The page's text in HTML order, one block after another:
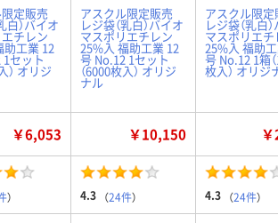
定販売
白）バイオ
チレン
助工業 12
セット
） オリジ
アスクル限定販売
レジ袋（乳白）バイオ
マスポリエチレン
25%入 福助工業 12
号 No.12 1セット
（6000枚入） オリジ
ナル
アスクル限定
レジ袋（乳白
マスポリエチ
25%入 福助
号 No.12 1箱
枚入） オリジ
￥6,053 ￥10,150
） 4.3 （24件） 4.3 （24件）